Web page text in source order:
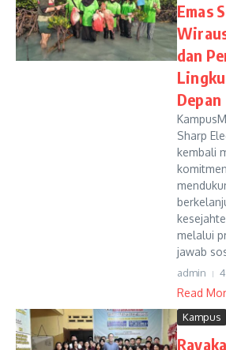
Emas
dan
Depan
Sharp
kembali
melalui
jawab
admin
Read
Kampus